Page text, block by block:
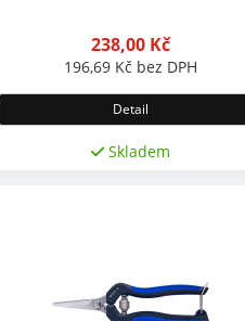
238,00 Kč
196,69 Kč bez DPH
Detail
Skladem